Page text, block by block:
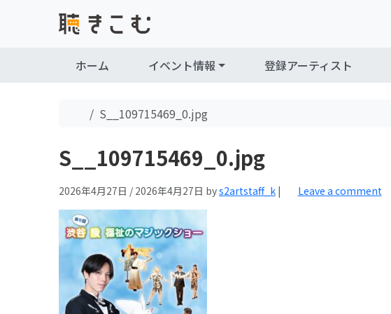
ホーム イベント情報 登録アーティスト
HomeS__109715469_0.jpg
S__109715469_0.jpg
2026年4月27日 / 2026年4月27日 bys2artstaff_k | Leave a comment